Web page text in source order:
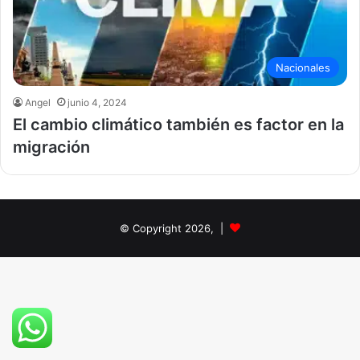
Nacionales
Angel junio 4, 2024
El cambio climático también es factor en la
migración
© Copyright 2026, |